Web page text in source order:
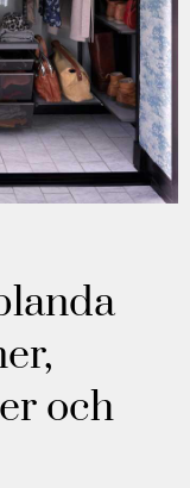
och